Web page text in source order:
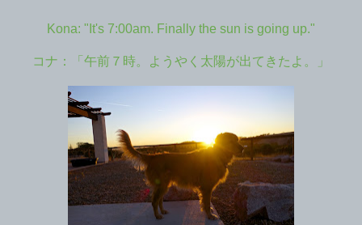
Kona: "It's 7:00am. Finally the sun is going up."
コナ：「午前７時。ようやく太陽が出てきたよ。」